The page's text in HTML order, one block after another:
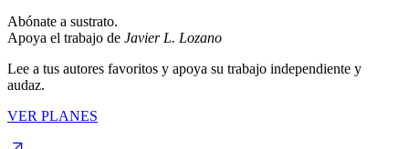
Abónate a sustrato.
Apoya el trabajo de Javier L. Lozano
Lee a tus autores favoritos y apoya su trabajo independiente y
audaz.
VER PLANES